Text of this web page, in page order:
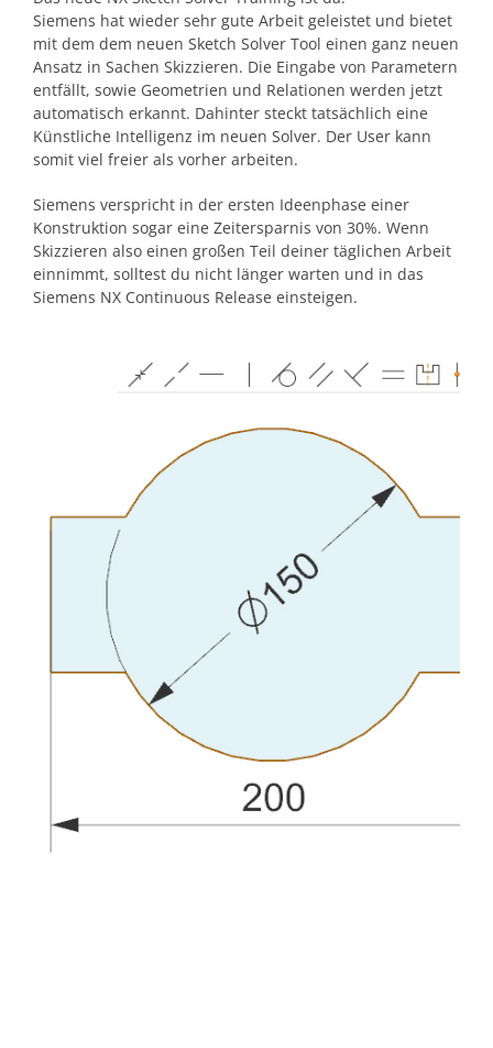
Siemens hat wieder sehr gute Arbeit geleistet und bietet
mit dem dem neuen Sketch Solver Tool einen ganz neuen
Ansatz in Sachen Skizzieren. Die Eingabe von Parametern
entfällt, sowie Geometrien und Relationen werden jetzt
automatisch erkannt. Dahinter steckt tatsächlich eine
Künstliche Intelligenz im neuen Solver. Der User kann
somit viel freier als vorher arbeiten.
Siemens verspricht in der ersten Ideenphase einer
Konstruktion sogar eine Zeitersparnis von 30%. Wenn
Skizzieren also einen großen Teil deiner täglichen Arbeit
einnimmt, solltest du nicht länger warten und in das
Siemens NX Continuous Release einsteigen.